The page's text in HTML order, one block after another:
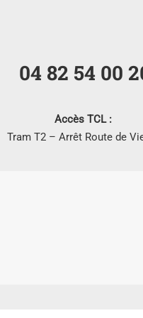
04 82 54 00
Accès TCL :
Tram T2 – Arrêt Route de